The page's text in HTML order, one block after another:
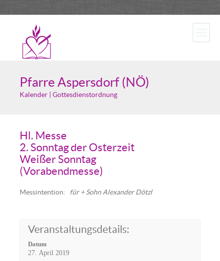
Pfarre Aspersdorf (NÖ)
Kalender | Gottesdienstordnung
Hl. Messe
2. Sonntag der Osterzeit
Weißer Sonntag
(Vorabendmesse)
Messintention: für + Sohn Alexander Dötzl
Veranstaltungsdetails:
Datum
27. April 2019